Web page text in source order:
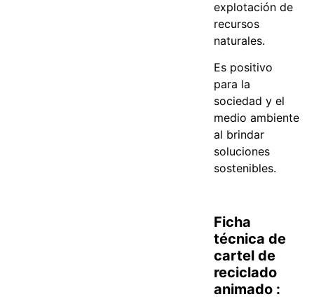
explotación de
recursos
naturales.
Es positivo
para la
sociedad y el
medio ambiente
al brindar
soluciones
sostenibles.
Ficha
técnica de
cartel de
reciclado
animado :